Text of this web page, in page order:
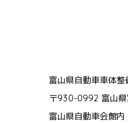
富山県自動車車体整
〒930-0992 富山
富山県自動車会館内